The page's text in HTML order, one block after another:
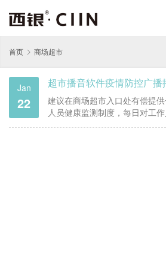
首页 商场超市
Jan
22
建议在商场超市入口处有偿提
人员健康监测制度，每日对工